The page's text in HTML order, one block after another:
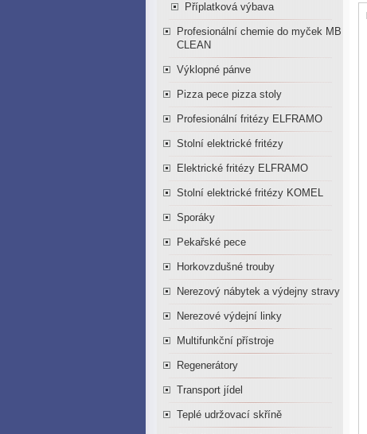
Příplatková výbava
Profesionální chemie do myček MB
CLEAN
Výklopné pánve
Pizza pece pizza stoly
Profesionální fritézy ELFRAMO
Stolní elektrické fritézy
Elektrické fritézy ELFRAMO
Stolní elektrické fritézy KOMEL
Sporáky
Pekařské pece
Horkovzdušné trouby
Nerezový nábytek a výdejny stravy
Nerezové výdejní linky
Multifunkční přístroje
Regenerátory
Transport jídel
Teplé udržovací skříně